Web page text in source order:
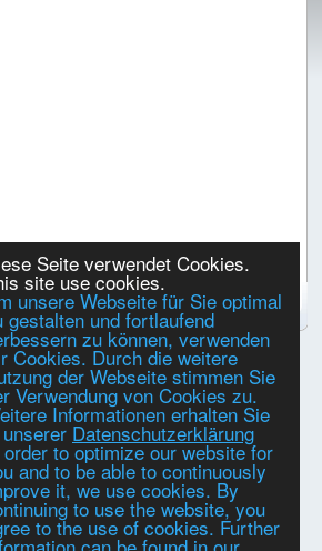
Seite verwendet Cookies.
site use cookies.
unsere Webseite für Sie optimal
gestalten und fortlaufend
zu können, verwenden
Cookies. Durch die weitere
der Webseite stimmen Sie
Verwendung von Cookies zu.
Informationen erhalten Sie
Datenschutzerklärung
order to optimize our website for
and to be able to continuously
it, we use cookies. By
to use the website, you
to the use of cookies. Further